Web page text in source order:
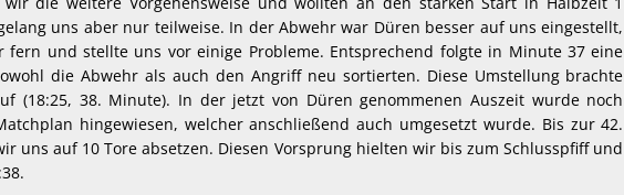
uns aber nur teilweise. In der Abwehr war Düren besser auf uns eingestellt,
fern und stellte uns vor einige Probleme. Entsprechend folgte in Minute 37 eine
die Abwehr als auch den Angriff neu sortierten. Diese Umstellung brachte
(18:25, 38. Minute). In der jetzt von Düren genommenen Auszeit wurde noch
hingewiesen, welcher anschließend auch umgesetzt wurde. Bis zur 42.
uns auf 10 Tore absetzen. Diesen Vorsprung hielten wir bis zum Schlusspfiff und